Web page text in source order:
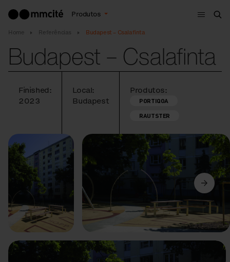
Produtos
Menu
Home Referências Budapest – Csalafinta
Budapest – Csalafinta
Finished:
2023
Local:
Budapest
Produtos:
PORTIQOA
RAUTSTER
Anterior Seguinte